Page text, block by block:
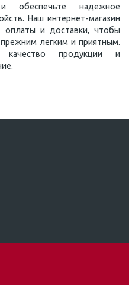
обеспечьте надежное
Наш интернет-магазин
оплаты и доставки, чтобы
легким и приятным.
продукции и